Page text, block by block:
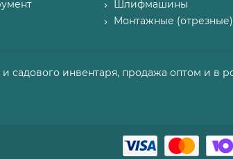
Шлифмашины
Монтажные
садового инвентаря, продажа оптом и в